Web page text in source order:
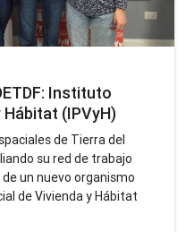
Instituto
(IPVyH)
de Tierra del
su red de trabajo
un nuevo organismo
de Vivienda y Hábitat